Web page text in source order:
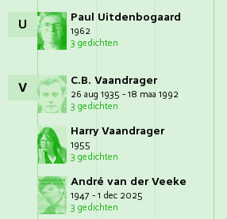
U Paul Uitdenbogaard
1962
3 gedichten
V C.B. Vaandrager
26 aug 1935 - 18 maa 1992
3 gedichten
Harry Vaandrager
1955
3 gedichten
André van der Veeke
1947 - 1 dec 2025
3 gedichten